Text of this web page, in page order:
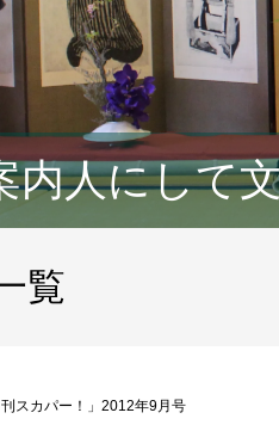
内人にして
覧
刊スカパー！」2012年9月号